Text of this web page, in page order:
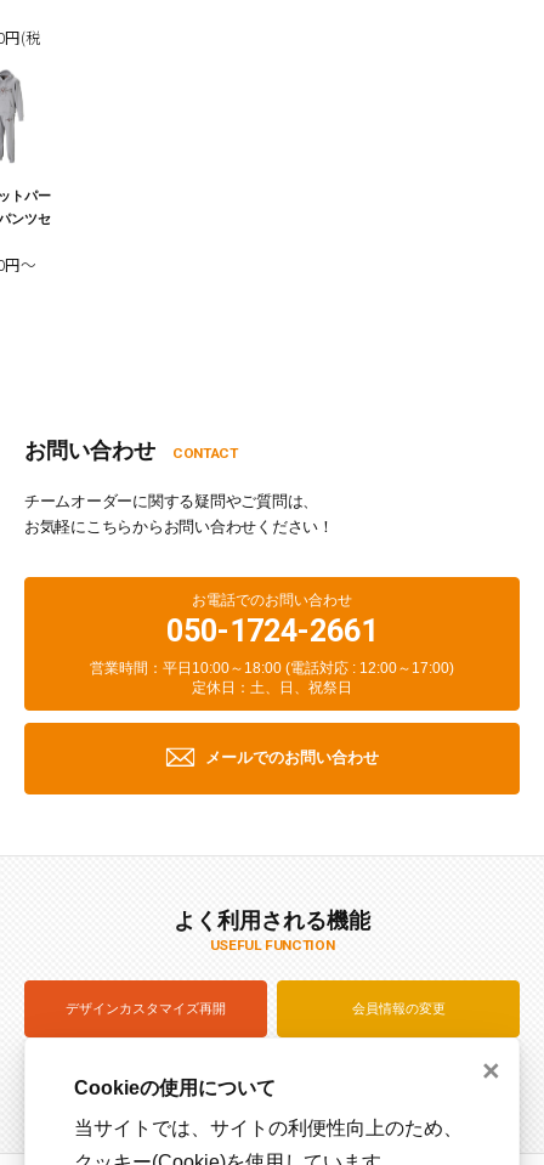
円(税
トパー
ンツセ
円～
お問い合わせ CONTACT
チームオーダーに関する疑問やご質問は、
お気軽にこちらからお問い合わせください！
お電話でのお問い合わせ
050-1724-2661
営業時間：平日10:00～18:00 (電話対応 : 12:00～17:00)
定休日：土、日、祝祭日
メールでのお問い合わせ
よく利用される機能
USEFUL FUNCTION
デザインカスタマイズ再開 会員情報の変更
注文状況を確認（ログイン） ×
Cookieの使用について
当サイトでは、サイトの利便性向上のため、